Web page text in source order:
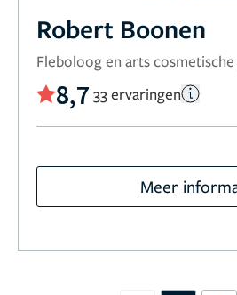
Robert Boonen
Fleboloog en arts
8,7 33 ervaringen
Meer